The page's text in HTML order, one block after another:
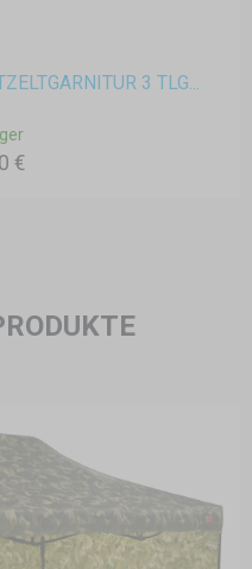
3 TLG...
€